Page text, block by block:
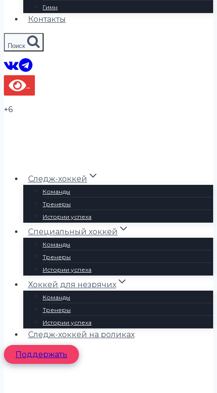
Гимн
Контакты
Поиск
+6
Следж-хоккей
Команды
Тренеры
Истории успеха
Специальный хоккей
Команды
Тренеры
Истории успеха
Хоккей для незрячих
Команды
Тренеры
Истории успеха
Следж-хоккей на роликах
Поддержать